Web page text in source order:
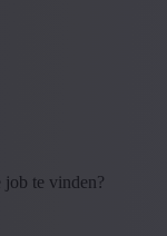
te vinden?